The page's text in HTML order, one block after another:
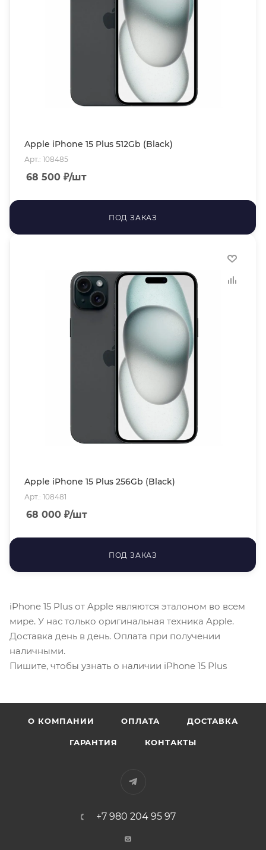
Apple iPhone 15 Plus 512Gb (Black)
Арт.: 108485
68 500 ₽/шт
ПОД ЗАКАЗ
Apple iPhone 15 Plus 256Gb (Black)
Арт.: 108481
68 000 ₽/шт
ПОД ЗАКАЗ
iPhone 15 Plus от Apple являются эталоном во всем
мире. У нас только оригинальная техника Apple.
Доставка день в день. Оплата при получении
наличными.
Пишите, чтобы узнать о наличии iPhone 15 Plus
О КОМПАНИИ ОПЛАТА ДОСТАВКА
ГАРАНТИЯ КОНТАКТЫ
+7 980 204 95 97